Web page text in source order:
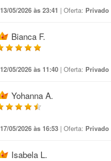
13/05/2026 às 23:41 | Oferta: Privado
Bianca F.
12/05/2026 às 11:40 | Oferta: Privado
Yohanna A.
17/05/2026 às 16:53 | Oferta: Privado
Isabela L.